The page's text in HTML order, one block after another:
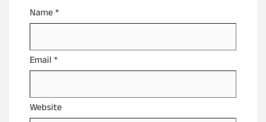
Name*
Email *
Website